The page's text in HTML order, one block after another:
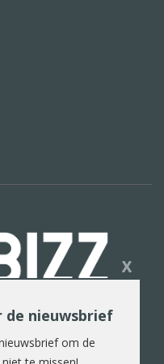
en beeld
X
de nieuwsbrief
om de